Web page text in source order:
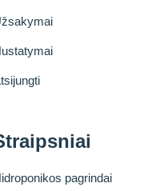
pagrindai